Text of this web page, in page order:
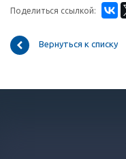
Поделиться ссылкой:
Вернуться к списку